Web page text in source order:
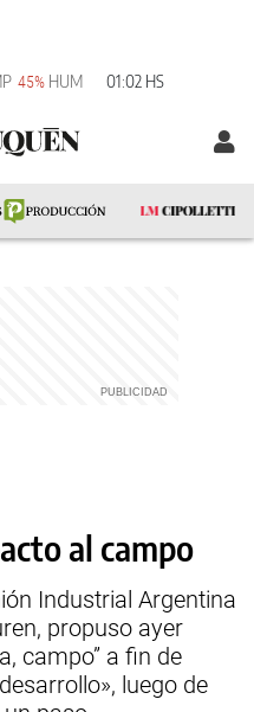
45% HUM 01:02 HS
al campo
Industrial Argentina
propuso ayer
campo” a fin de
luego de